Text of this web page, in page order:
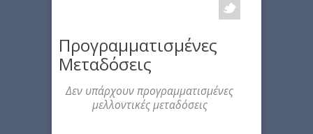
Προγραμματισμένες
Μεταδόσεις
Δεν υπάρχουν προγραμματισμένες
μελλοντικές μεταδόσεις